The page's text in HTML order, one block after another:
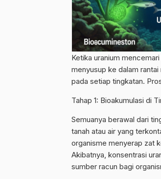
Ketika uranium
menyusup ke dalam
pada setiap tingkatan.
Tahap 1: Bioakumulasi di
Semuanya berawal dari
tanah atau air yang
organisme menyerap zat
Akibatnya, konsentrasi
sumber racun bagi